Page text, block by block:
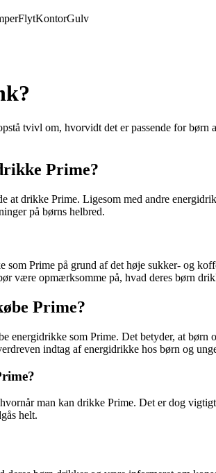
FlytKontorGulv
tvivl om, hvorvidt det er passende for
Prime?
at drikke Prime. Ligesom med andre
på børns helbred.
som Prime på grund af det høje sukker- og
være opmærksomme på, hvad deres børn
Prime?
energidrikke som Prime. Det betyder, at
indtag af energidrikke hos børn og
man kan drikke Prime. Det er dog
helt.